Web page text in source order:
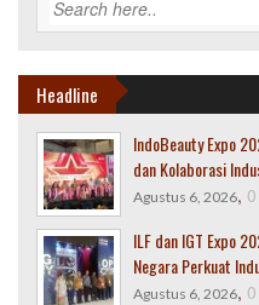
Headline
IndoBeauty Expo
dan Kolaborasi
Agustus 6, 2026, 0
ILF dan IGT Expo
Negara Perkuat
Agustus 6, 2026, 0